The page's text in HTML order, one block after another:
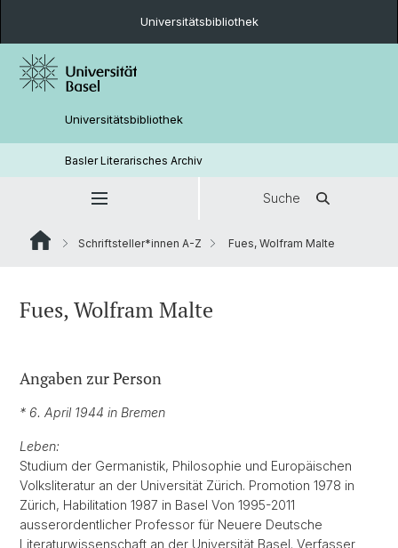
Universitätsbibliothek
Universitätsbibliothek
Basler Literarisches Archiv
Suche
Schriftsteller*innen A-Z Fues, Wolfram Malte
Fues, Wolfram Malte
Angaben zur Person
* 6. April 1944 in Bremen
Leben:
Studium der Germanistik, Philosophie und Europäischen
Volksliteratur an der Universität Zürich. Promotion 1978 in
Zürich, Habilitation 1987 in Basel Von 1995-2011
ausserordentlicher Professor für Neuere Deutsche
Literaturwissenschaft an der Universität Basel. Verfasser